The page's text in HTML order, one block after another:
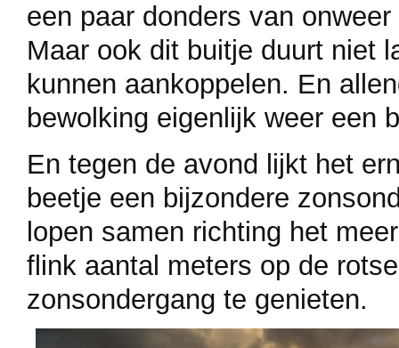
een paar donders van
Maar ook dit buitje duurt niet
kunnen aankoppelen. En
bewolking eigenlijk weer een
En tegen de avond lijkt het
beetje een bijzondere
lopen samen richting het
flink aantal meters op de
zonsondergang te genieten.